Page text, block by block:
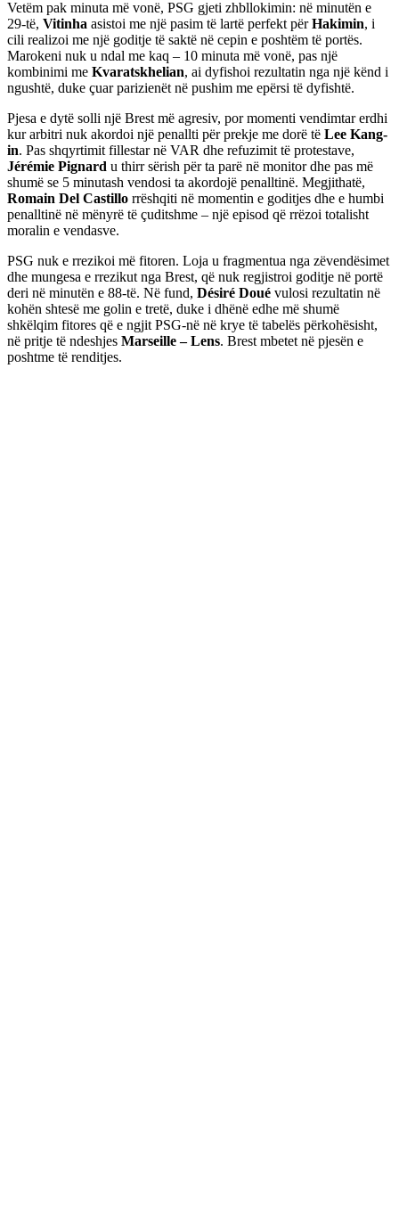
Vetëm pak minuta më vonë, PSG gjeti zhbllokimin: në minutën e
29-të, Vitinha asistoi me një pasim të lartë perfekt përHakimin, i
cili realizoi me një goditje të saktë në cepin e poshtëm të portës.
Marokeni nuk u ndal me kaq – 10 minuta më vonë, pas një
kombinimi me Kvaratskhelian, ai dyfishoi rezultatin nga një kënd i
ngushtë, duke çuar parizienët në pushim me epërsi të dyfishtë.
Pjesa e dytë solli një Brest më agresiv, por momenti vendimtar erdhi
kur arbitri nuk akordoi një penallti për prekje me dorë të Lee Kang-
in. Pas shqyrtimit fillestar në VAR dhe refuzimit të protestave,
Jérémie Pignard u thirr sërish për ta parë në monitor dhe pas më
shumë se 5 minutash vendosi ta akordojë penalltinë. Megjithatë,
Romain Del Castillo rrëshqiti në momentin e goditjes dhe e humbi
penalltinë në mënyrë të çuditshme – një episod që rrëzoi totalisht
moralin e vendasve.
PSG nuk e rrezikoi më fitoren. Loja u fragmentua nga zëvendësimet
dhe mungesa e rrezikut nga Brest, që nuk regjistroi goditje në portë
deri në minutën e 88-të. Në fund, Désiré Doué vulosi rezultatin në
kohën shtesë me golin e tretë, duke i dhënë edhe më shumë
shkëlqim fitores që e ngjit PSG-në në krye të tabelës përkohësisht,
në pritje të ndeshjes Marseille – Lens. Brest mbetet në pjesën e
poshtme të renditjes.